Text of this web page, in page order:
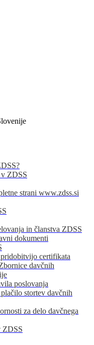
ZDSS
strani www.zdss.si
in članstva ZDSS
dokumenti
certifikata
davčnih
poslovanja
stortev davčnih
za delo davčnega
ZDSS